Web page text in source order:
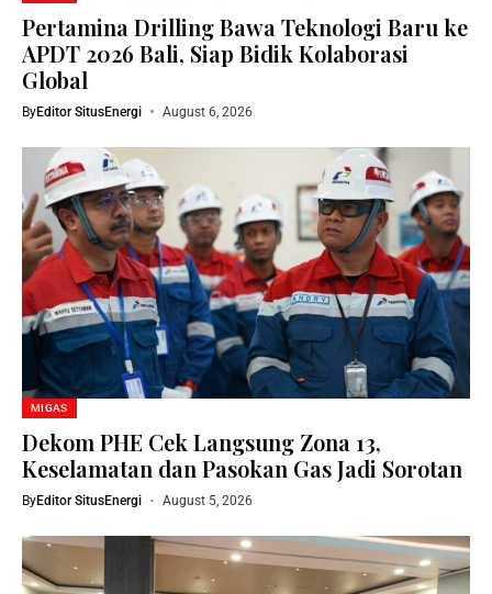
Pertamina Drilling Bawa Teknologi Baru ke
APDT 2026 Bali, Siap Bidik Kolaborasi
Global
ByEditor SitusEnergi August 6, 2026
MIGAS
Dekom PHE Cek Langsung Zona 13,
Keselamatan dan Pasokan Gas Jadi Sorotan
ByEditor SitusEnergi August 5, 2026